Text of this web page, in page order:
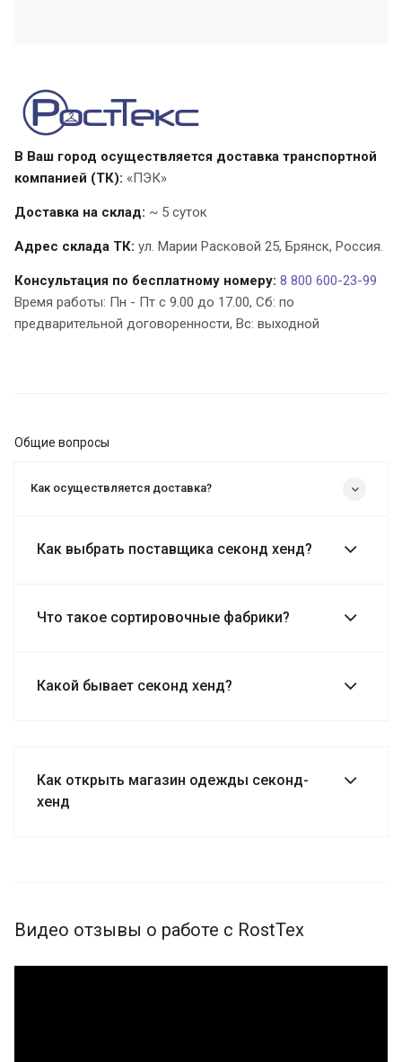
В Ваш город осуществляется доставка транспортной
компанией (ТК): «ПЭК»
Доставка на склад: ~ 5 суток
Адрес склада ТК: ул. Марии Расковой 25, Брянск, Россия.
Консультация по бесплатному номеру: 8 800 600-23-99
Время работы: Пн - Пт с 9.00 до 17.00, Cб: по
предварительной договоренности, Вс: выходной
Общие вопросы
Как осуществляется доставка?
Как выбрать поставщика секонд хенд?
Что такое сортировочные фабрики?
Какой бывает секонд хенд?
Как открыть магазин одежды секонд-
хенд
Видео отзывы о работе с RostTex